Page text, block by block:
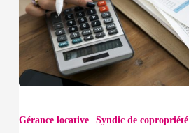
Gérance locative Syndic de copropriété